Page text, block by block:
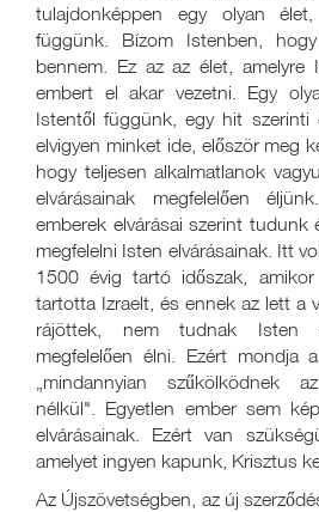
tulajdonképpen egy olyan
függünk. Bízom Istenben,
bennem. Ez az az élet, amelyre
embert el akar vezetni. Egy
Istentől függünk, egy hit szerinti
elvigyen minket ide, először meg
hogy teljesen alkalmatlanok
elvárásainak megfelelően
emberek elvárásai szerint
megfelelni Isten elvárásainak. Itt
1500 évig tartó időszak,
tartotta Izraelt, és ennek az lett a
rájöttek, nem tudnak Isten
megfelelően élni. Ezért mondja
„mindannyian szűkölködnek
nélkül". Egyetlen ember sem
elvárásainak. Ezért van
amelyet ingyen kapunk, Krisztus
Az Újszövetségben, az új